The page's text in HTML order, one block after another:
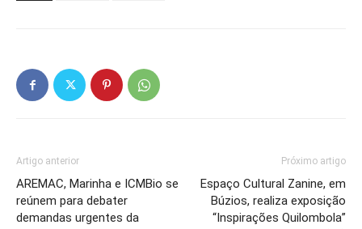
Artigo anterior
AREMAC, Marinha e ICMBio se
reúnem para debater
demandas urgentes da
Próximo artigo
Espaço Cultural Zanine, em
Búzios, realiza exposição
“Inspirações Quilombola”